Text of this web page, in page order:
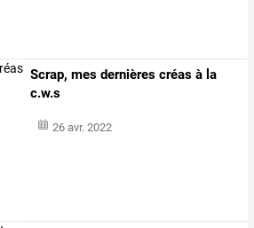
Scrap, mes dernières créas à la
c.w.s
26 avr. 2022